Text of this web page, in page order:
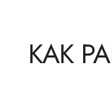
КАК